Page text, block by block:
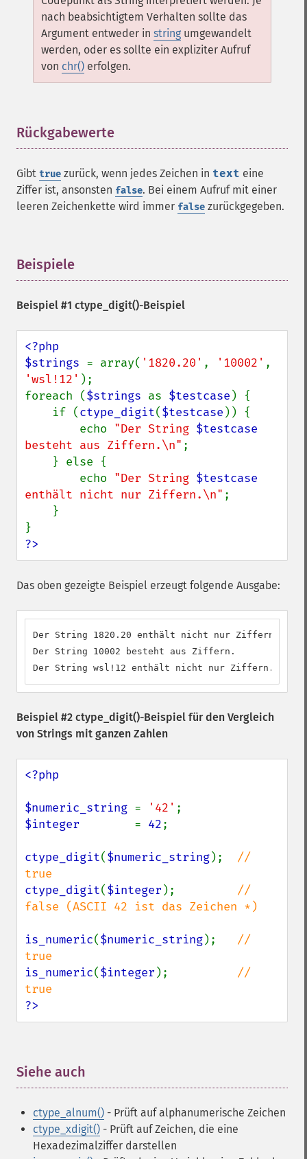
nach beabsichtigtem Verhalten sollte das
Argument entweder in string umgewandelt
werden, oder es sollte ein expliziter Aufruf
von chr() erfolgen.
Rückgabewerte
Gibt true zurück, wenn jedes Zeichen in text eine
Ziffer ist, ansonsten false. Bei einem Aufruf mit einer
leeren Zeichenkette wird immer false zurückgegeben.
Beispiele
Beispiel #1 ctype_digit()-Beispiel
<?php
$strings = array( '1820.20' , '10002'
'wsl!12' );
foreach ($strings as $testcase ) {
    if (
ctype_digit($testcase )) {
        echo
"Der String $testcase
besteht aus Ziffern.\n" ;
        echo
"Der String $testcase
enthält nicht nur Ziffern.\n" ;
?>
Das oben gezeigte Beispiel erzeugt folgende Ausgabe:
Der String 1820.20 enthält nicht nur Ziffern.
Der String 10002 besteht aus Ziffern.
Der String wsl!12 enthält nicht nur Ziffern.
Beispiel #2 ctype_digit()-Beispiel für den Vergleich
von Strings mit ganzen Zahlen
<?php
$numeric_string = '42'
$integer = 42;
ctype_digit($numeric_string); //
ctype_digit($integer ); //
false (ASCII 42 ist das Zeichen *)
is_numeric($numeric_string); //
is_numeric($integer ); //
?>
Siehe auch
ctype_alnum() - Prüft auf alphanumerische Zeichen
ctype_xdigit() - Prüft auf Zeichen, die eine
Hexadezimalziffer darstellen